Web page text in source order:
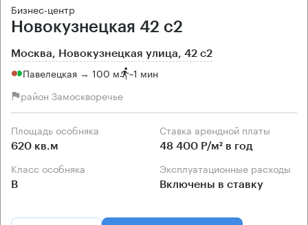
Бизнес-центр
Новокузнецкая 42 с2
Москва, Новокузнецкая улица, 42 с2
Павелецкая → 100 м ~1 мин
район Замоскворечье
Площадь особняка
620 кв.м
Ставка арендной платы
48 400 Р/м² в год
Класс особняка
B
Эксплуатационные расходы
Включены в ставку